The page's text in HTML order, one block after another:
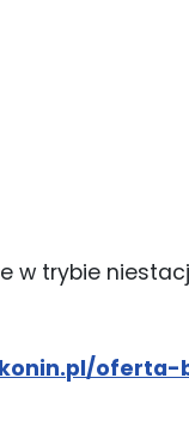
w trybie